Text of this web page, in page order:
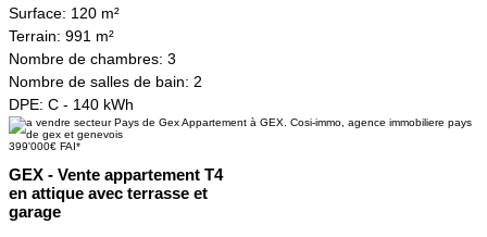
Surface: 120 m²
Terrain: 991 m²
Nombre de chambres: 3
Nombre de salles de bain: 2
DPE: C - 140 kWh
399'000€ FAI*
GEX - Vente appartement T4
en attique avec terrasse et
garage